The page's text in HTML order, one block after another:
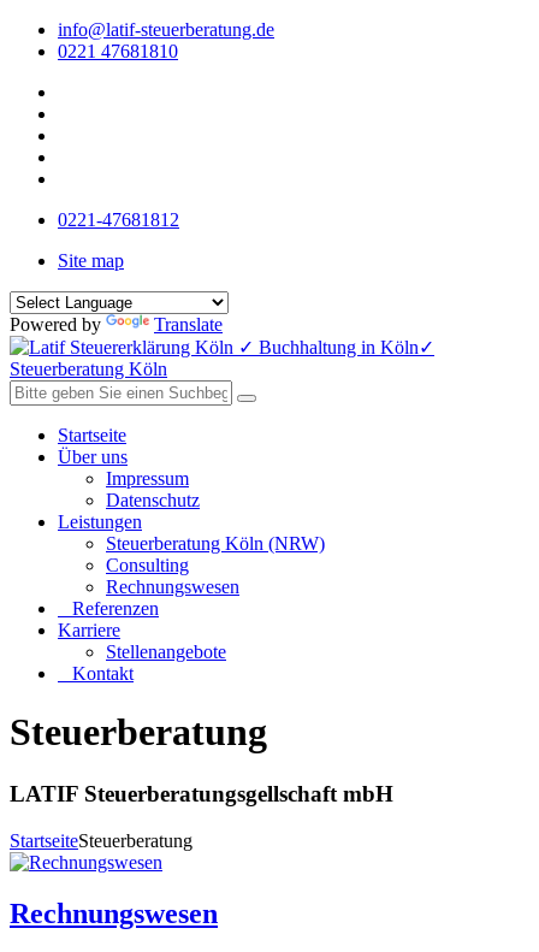
info@latif-steuerberatung.de
0221 47681810
0221-47681812
Site map
Powered by Translate
Startseite
Über uns
Impressum
Datenschutz
Leistungen
Steuerberatung Köln (NRW)
Consulting
Rechnungswesen
Referenzen
Karriere
Stellenangebote
Kontakt
Steuerberatung
LATIF Steuerberatungsgellschaft mbH
StartseiteSteuerberatung
Rechnungswesen